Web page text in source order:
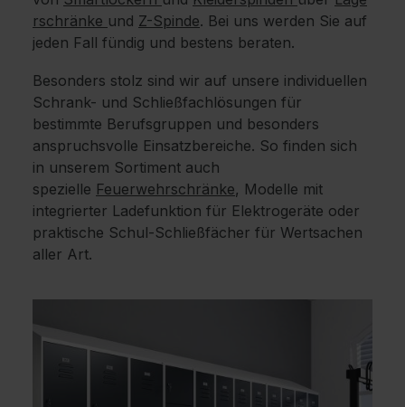
rschränke und Z-Spinde. Bei uns werden Sie auf
jeden Fall fündig und bestens beraten.
Besonders stolz sind wir auf unsere individuellen
Schrank- und Schließfachlösungen für
bestimmte Berufsgruppen und besonders
anspruchsvolle Einsatzbereiche. So finden sich
in unserem Sortiment auch
spezielle Feuerwehrschränke, Modelle mit
integrierter Ladefunktion für Elektrogeräte oder
praktische Schul-Schließfächer für Wertsachen
aller Art.